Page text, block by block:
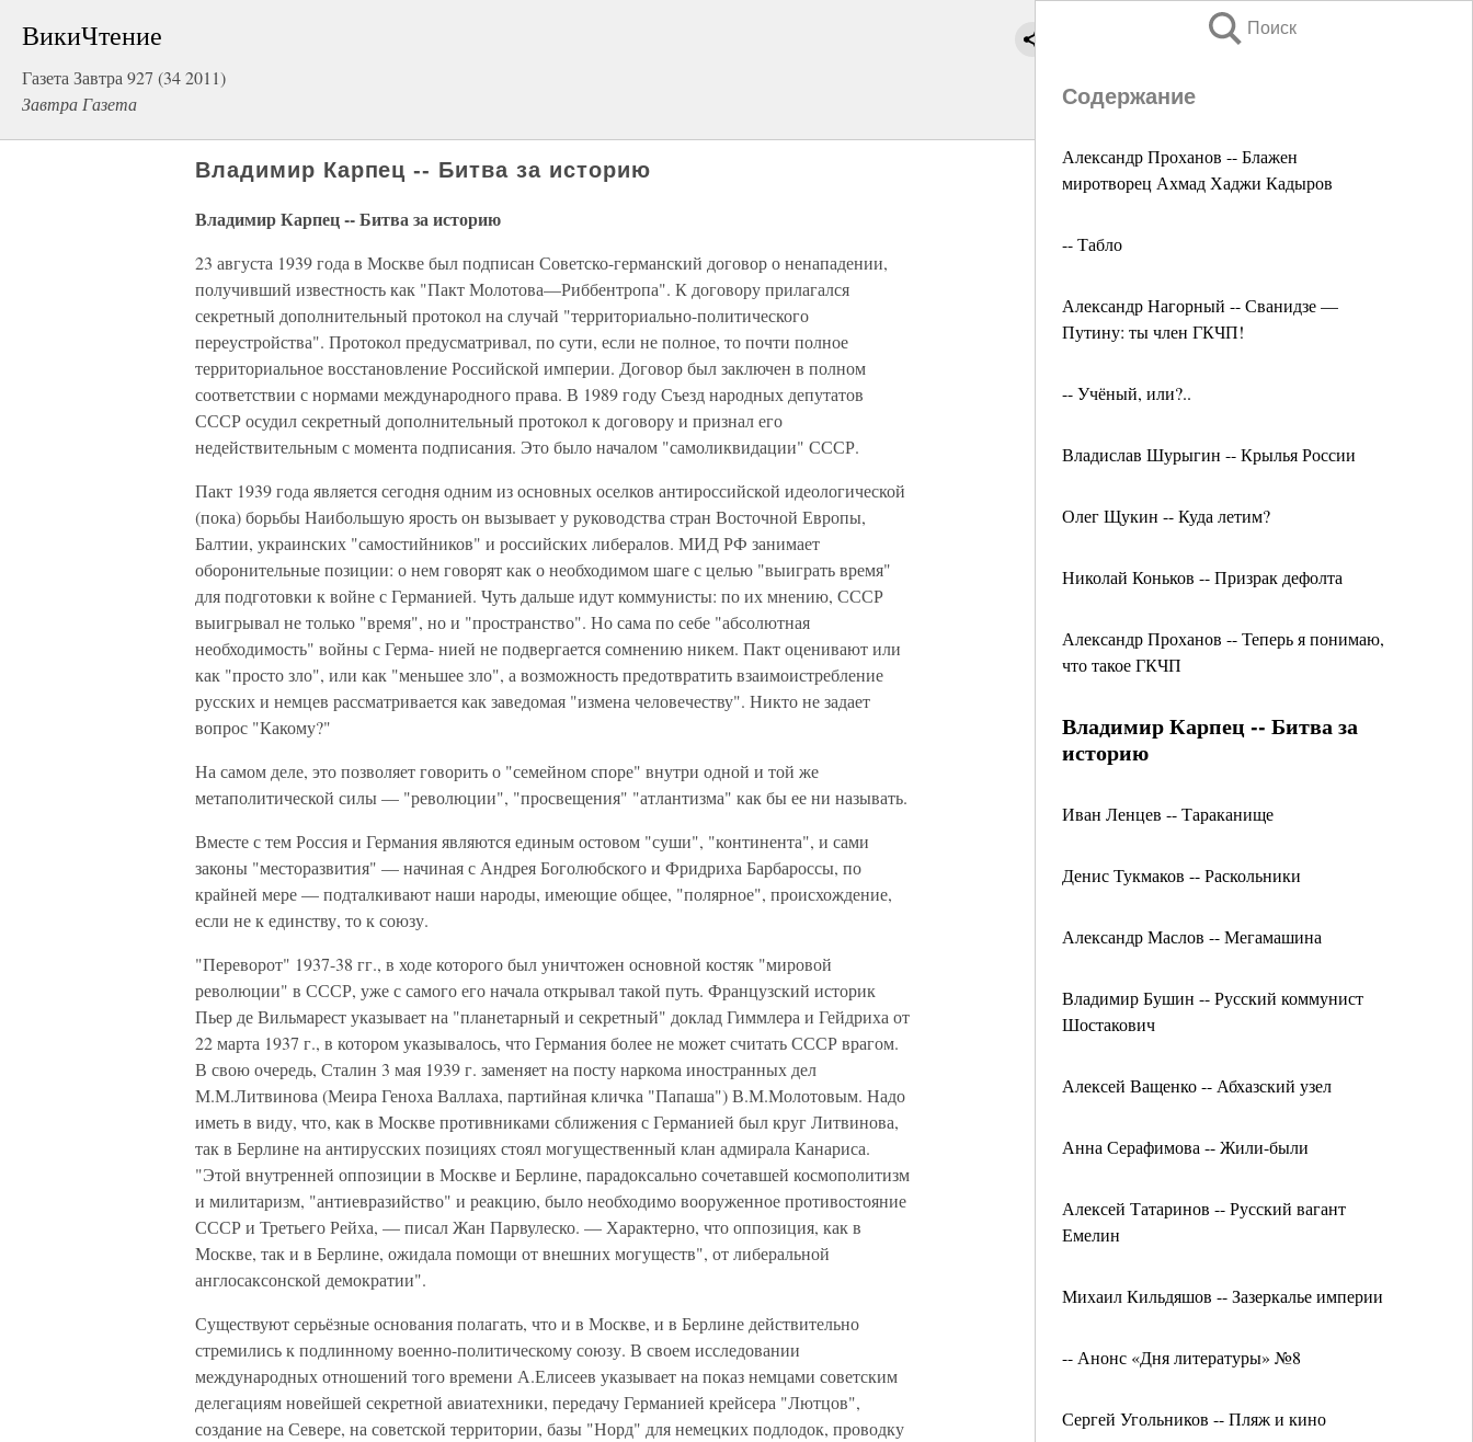
ВикиЧтение
Газета Завтра 927 (34 2011)
Завтра Газета
Поиск
Содержание
Александр Проханов -- Блажен
миротворец Ахмад Хаджи Кадыров
-- Табло
Александр Нагорный -- Сванидзе —
Путину: ты член ГКЧП!
-- Учёный, или?..
Владислав Шурыгин -- Крылья России
Олег Щукин -- Куда летим?
Николай Коньков -- Призрак дефолта
Александр Проханов -- Теперь я понимаю,
что такое ГКЧП
Владимир Карпец -- Битва за
историю
Иван Ленцев -- Тараканище
Денис Тукмаков -- Раскольники
Александр Маслов -- Мегамашина
Владимир Бушин -- Русский коммунист
Шостакович
Алексей Ващенко -- Абхазский узел
Анна Серафимова -- Жили-были
Алексей Татаринов -- Русский вагант
Емелин
Михаил Кильдяшов -- Зазеркалье империи
-- Анонс «Дня литературы» №8
Сергей Угольников -- Пляж и кино
Владимир Карпец -- Битва за историю
Владимир Карпец -- Битва за историю
23 августа 1939 года в Москве был подписан Советско-германский договор о ненападении,
получивший известность как "Пакт Молотова—Риббентропа". К договору прилагался
секретный дополнительный протокол на случай "территориально-политического
переустройства". Протокол предусматривал, по сути, если не полное, то почти полное
территориальное восстановление Российской империи. Договор был заключен в полном
соответствии с нормами международного права. В 1989 году Съезд народных депутатов
СССР осудил секретный дополнительный протокол к договору и признал его
недействительным с момента подписания. Это было началом "самоликвидации" СССР.
Пакт 1939 года является сегодня одним из основных оселков антироссийской идеологической
(пока) борьбы Наибольшую ярость он вызывает у руководства стран Восточной Европы,
Балтии, украинских "самостийников" и российских либералов. МИД РФ занимает
оборонительные позиции: о нем говорят как о необходимом шаге с целью "выиграть время"
для подготовки к войне с Германией. Чуть дальше идут коммунисты: по их мнению, СССР
выигрывал не только "время", но и "пространство". Но сама по себе "абсолютная
необходимость" войны с Герма- нией не подвергается сомнению никем. Пакт оценивают или
как "просто зло", или как "меньшее зло", а возможность предотвратить взаимоистребление
русских и немцев рассматривается как заведомая "измена человечеству". Никто не задает
вопрос "Какому?"
На самом деле, это позволяет говорить о "семейном споре" внутри одной и той же
метаполитической силы — "революции", "просвещения" "атлантизма" как бы ее ни называть.
Вместе с тем Россия и Германия являются единым остовом "суши", "континента", и сами
законы "месторазвития" — начиная с Андрея Боголюбского и Фридриха Барбароссы, по
крайней мере — подталкивают наши народы, имеющие общее, "полярное", происхождение,
если не к единству, то к союзу.
"Переворот" 1937-38 гг., в ходе которого был уничтожен основной костяк "мировой
революции" в СССР, уже с самого его начала открывал такой путь. Французский историк
Пьер де Вильмарест указывает на "планетарный и секретный" доклад Гиммлера и Гейдриха от
22 марта 1937 г., в котором указывалось, что Германия более не может считать СССР врагом.
В свою очередь, Сталин 3 мая 1939 г. заменяет на посту наркома иностранных дел
М.М.Литвинова (Меира Геноха Валлаха, партийная кличка "Папаша") В.М.Молотовым. Надо
иметь в виду, что, как в Москве противниками сближения с Германией был круг Литвинова,
так в Берлине на антирусских позициях стоял могущественный клан адмирала Канариса.
"Этой внутренней оппозиции в Москве и Берлине, парадоксально сочетавшей космополитизм
и милитаризм, "антиевразийство" и реакцию, было необходимо вооруженное противостояние
СССР и Третьего Рейха, — писал Жан Парвулеско. — Характерно, что оппозиция, как в
Москве, так и в Берлине, ожидала помощи от внешних могуществ", от либеральной
англосаксонской демократии".
Существуют серьёзные основания полагать, что и в Москве, и в Берлине действительно
стремились к подлинному военно-политическому союзу. В своем исследовании
международных отношений того времени А.Елисеев указывает на показ немцами советским
делегациям новейшей секретной авиатехники, передачу Германией крейсера "Лютцов",
создание на Севере, на советской территории, базы "Норд" для немецких подлодок, проводку